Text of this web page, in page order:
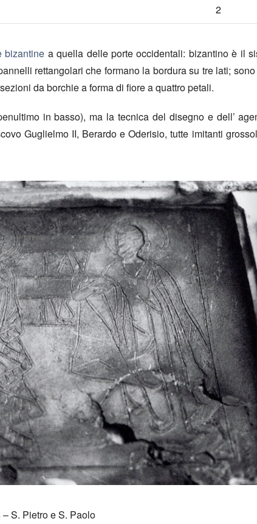
2
bizantine a quella delle porte occidentali: bizantino è il
rettangolari che formano la bordura su tre lati;
da borchie a forma di fiore a quattro petali.
in basso), ma la tecnica del disegno e dell’
Guglielmo II, Berardo e Oderisio, tutte imitanti
– S. Pietro e S. Paolo